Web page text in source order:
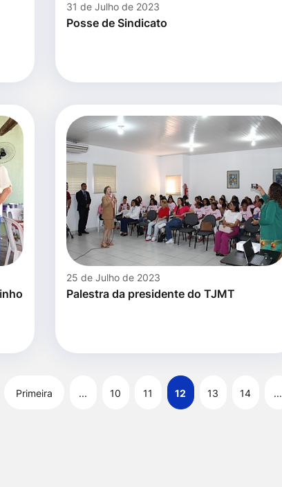
31 de Julho de 2023
Posse de Sindicato
25 de Julho de 2023
Palestra da presidente do TJMT
Primeira ... 10 11 12 13 14 ...